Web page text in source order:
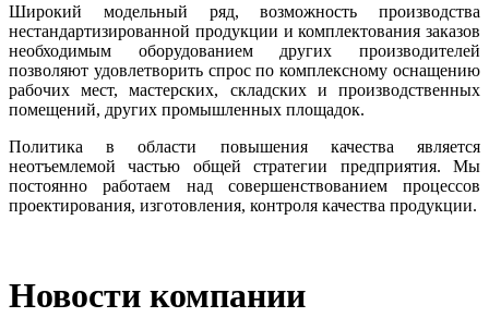
Широкий модельный ряд, возможность производства
нестандартизированной продукции и комплектования заказов
необходимым оборудованием других производителей
позволяют удовлетворить спрос по комплексному оснащению
рабочих мест, мастерских, складских и производственных
помещений, других промышленных площадок.
Политика в области повышения качества является
неотъемлемой частью общей стратегии предприятия. Мы
постоянно работаем над совершенствованием процессов
проектирования, изготовления, контроля качества продукции.
Новости компании